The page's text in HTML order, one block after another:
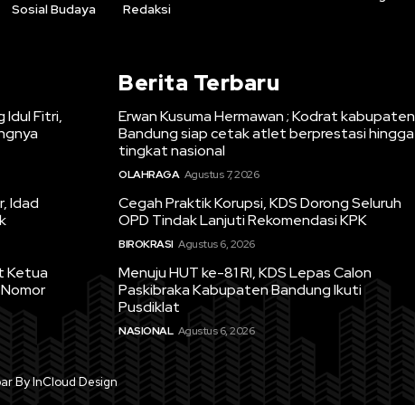
Sosial Budaya Redaksi
Idul Fitri,
Idad
Ketua
Berita Terbaru
Erwan Kusuma Hermawan ; Kodrat kabupaten
Bandung siap cetak atlet berprestasi hingga
tingkat nasional
OLAHRAGA Agustus 7, 2026
Cegah Praktik Korupsi, KDS Dorong Seluruh
OPD Tindak Lanjuti Rekomendasi KPK
BIROKRASI Agustus 6, 2026
Menuju HUT ke-81 RI, KDS Lepas Calon
Paskibraka Kabupaten Bandung Ikuti
Pusdiklat
NASIONAL Agustus 6, 2026
By InCloud Design